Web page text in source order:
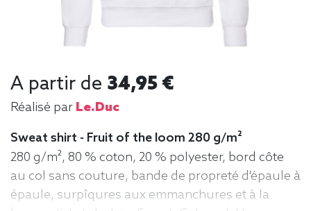
A partir de 34,95 €
Réalisé par Le.duc
Sweat shirt - Fruit of the loom 280 g/m²
280 g/m², 80 % coton, 20 % polyester, bord côte
au col sans couture, bande de propreté d'épaule à
épaule, surpîqures aux emmanchures et à la